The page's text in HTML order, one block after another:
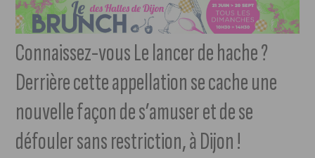
Connaissez-vous Le lancer de hache ?
Derrière cette appellation se cache une
nouvelle façon de s’amuser et de se
défouler sans restriction, à Dijon !